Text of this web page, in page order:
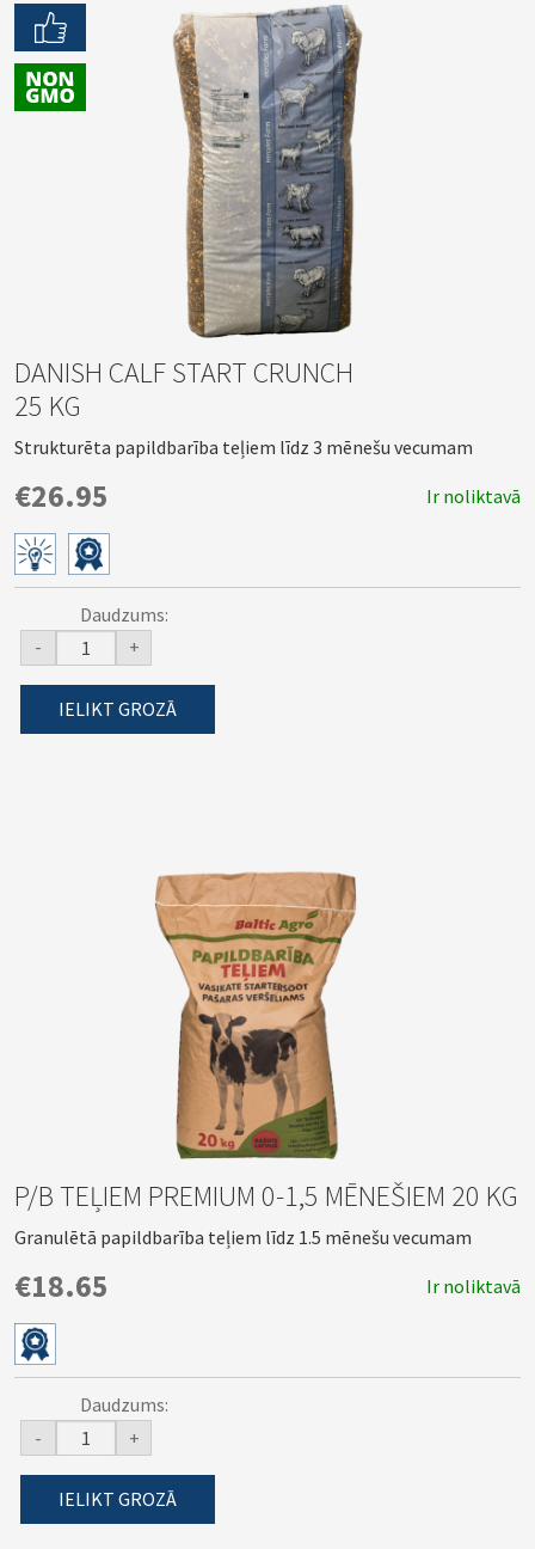
DANISH CALF START CRUNCH
25 KG
Strukturēta papildbarība teļiem līdz 3 mēnešu vecumam
€26.95 Ir noliktavā
Daudzums:
-
+
IELIKT GROZĀ
P/B TEĻIEM PREMIUM 0-1,5 MĒNEŠIEM 20 KG
Granulētā papildbarība teļiem līdz 1.5 mēnešu vecumam
€18.65 Ir noliktavā
Daudzums:
-
+
IELIKT GROZĀ